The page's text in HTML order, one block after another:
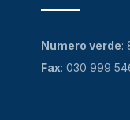
Numero verde:
Fax: 030 999